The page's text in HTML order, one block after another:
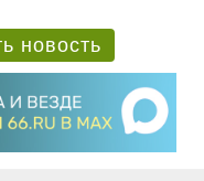
новость